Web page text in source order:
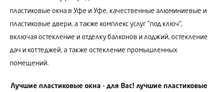
пластиковые окна в Уфе и Уфе, качественные алюминиевые и
пластиковые двери, а также комплекс услуг "под ключ",
включая остекление и отделку балконов и лоджий, остекление
дач и коттеджей, а также остекление промышленных
помещений.
Лучшие пластиковые окна - для Вас! лучшие пластиковые